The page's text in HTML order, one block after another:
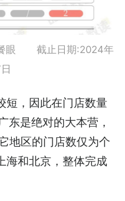
餐眼 截止日期:2024年
短，因此在门店数量
东是绝对的大本营，
地区的门店数仅为个
海和北京，整体完成